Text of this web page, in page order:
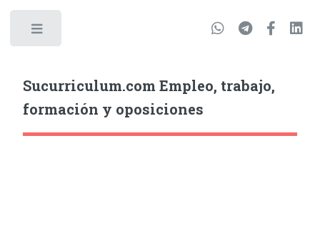
Sucurriculum.com Empleo, trabajo,
formación y oposiciones